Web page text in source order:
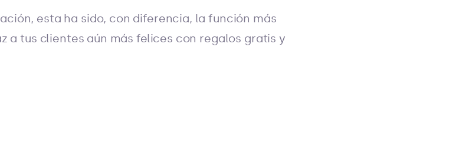
esta ha sido, con diferencia, la función más
a tus clientes aún más felices con regalos gratis y